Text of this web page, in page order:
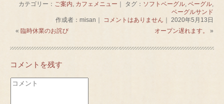
カテゴリー： ご案内, カフェメニュー ｜ タグ： ソフトベーグル, ベーグル,
ベーグルサンド
作成者：misan｜
コメントはありません ｜ 2020年5月13日
« 臨時休業のお詫び オープン遅れます。 »
コメントを残す